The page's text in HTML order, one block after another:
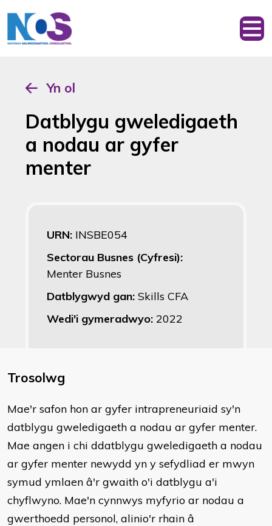
Yn ol
Datblygu gweledigaeth
a nodau ar gyfer
menter
URN: INSBE054
Sectorau Busnes (Cyfresi):
Menter Busnes
Datblygwyd gan: Skills CFA
Wedi'i gymeradwyo: 2022
Trosolwg
Mae'r safon hon ar gyfer intrapreneuriaid sy'n
datblygu gweledigaeth a nodau ar gyfer menter.
Mae angen i chi ddatblygu gweledigaeth a nodau
ar gyfer menter newydd yn y sefydliad er mwyn
symud ymlaen â'r gwaith o'i datblygu a'i
chyflwyno. Mae'n cynnwys myfyrio ar nodau a
gwerthoedd personol, alinio'r rhain â